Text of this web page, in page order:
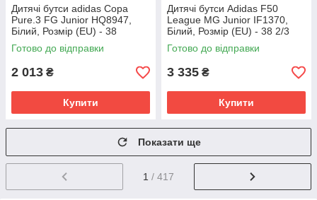
Дитячі бутси adidas Copa
Pure.3 FG Junior HQ8947,
Білий, Розмір (EU) - 38
Готово до відправки
2 013 ₴
Купити
Дитячі бутси Adidas F50
League MG Junior IF1370,
Білий, Розмір (EU) - 38 2/3
Готово до відправки
3 335 ₴
Купити
Показати ще
1 / 417